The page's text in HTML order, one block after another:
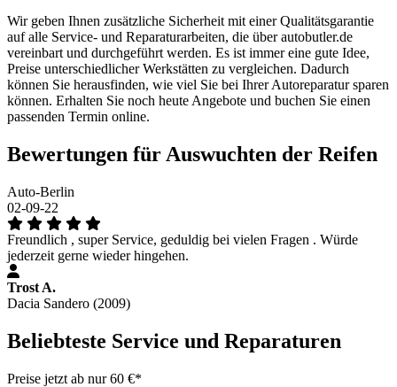
Wir geben Ihnen zusätzliche Sicherheit mit einer Qualitätsgarantie
auf alle Service- und Reparaturarbeiten, die über autobutler.de
vereinbart und durchgeführt werden. Es ist immer eine gute Idee,
Preise unterschiedlicher Werkstätten zu vergleichen. Dadurch
können Sie herausfinden, wie viel Sie bei Ihrer Autoreparatur sparen
können. Erhalten Sie noch heute Angebote und buchen Sie einen
passenden Termin online.
Bewertungen für Auswuchten der Reifen
Auto-Berlin
02-09-22
Freundlich , super Service, geduldig bei vielen Fragen . Würde
jederzeit gerne wieder hingehen.
Trost A.
Dacia Sandero (2009)
Beliebteste Service und Reparaturen
Preise jetzt ab nur 60 €*